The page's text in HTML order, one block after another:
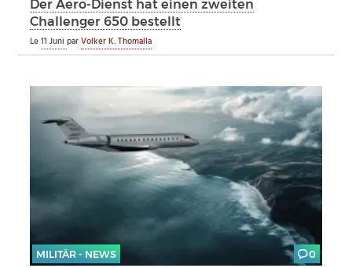
Der Aero-Dienst hat einen zweiten
Challenger 650 bestellt
Le11 JuniparVolker K. Thomalla
MILITÄR - NEWS 0